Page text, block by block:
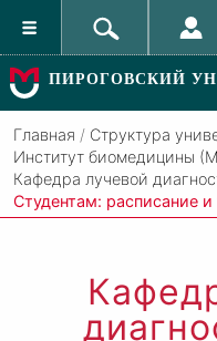
ПИРОГОВСКИЙ
Главная / Структура
Институт биомедицины
Кафедра лучевой
Студентам: расписание